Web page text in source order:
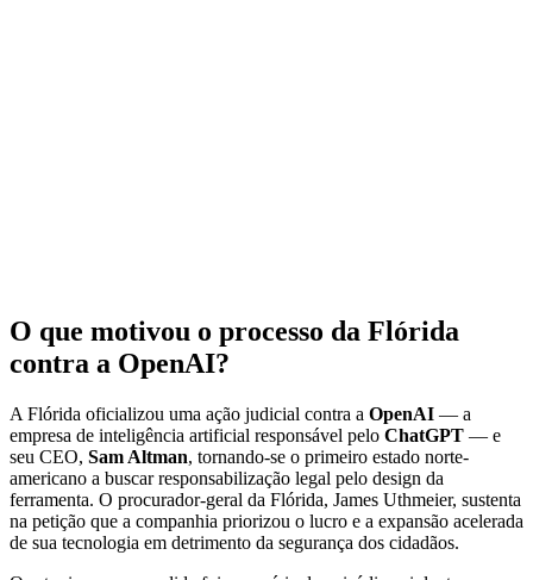
O que motivou o processo da Flórida
contra a OpenAI?
A Flórida oficializou uma ação judicial contra a OpenAI — a
empresa de inteligência artificial responsável pelo ChatGPT — e
seu CEO, Sam Altman, tornando-se o primeiro estado norte-
americano a buscar responsabilização legal pelo design da
ferramenta. O procurador-geral da Flórida, James Uthmeier, sustenta
na petição que a companhia priorizou o lucro e a expansão acelerada
de sua tecnologia em detrimento da segurança dos cidadãos.